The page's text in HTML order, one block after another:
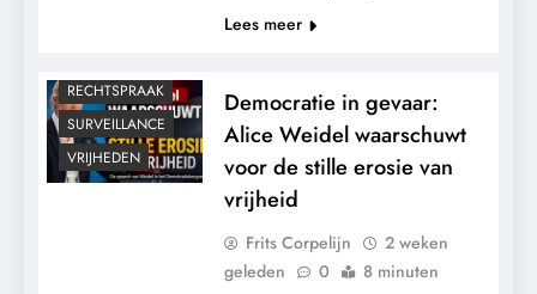
Lees meer
RECHTSPRAAK
SURVEILLANCE
VRIJHEDEN
Democratie in gevaar:
Alice Weidel waarschuwt
voor de stille erosie van
vrijheid
Frits Corpelijn
2 weken
geleden
0 8 minuten